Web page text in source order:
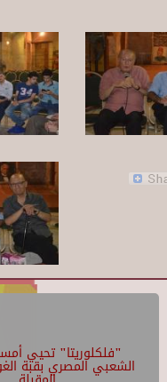
"فلكلوريتا" تحيي
الشعبي المصري بقبة